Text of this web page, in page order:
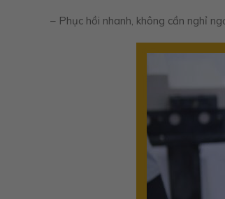
– Phục hồi nhanh, không cần nghỉ